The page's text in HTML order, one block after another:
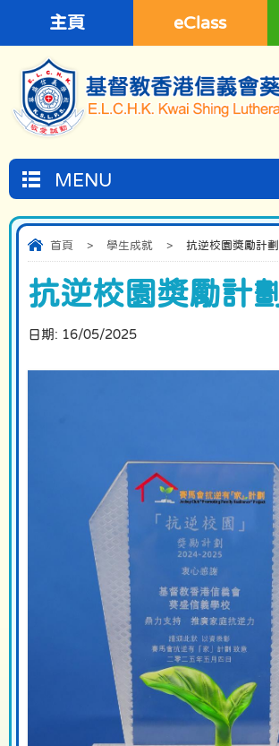
主頁 eClass
MENU
首頁 > 學生成就 > 抗逆校園獎勵計劃
抗逆校園獎勵計劃
日期: 16/05/2025